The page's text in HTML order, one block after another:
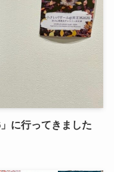
に行ってきました